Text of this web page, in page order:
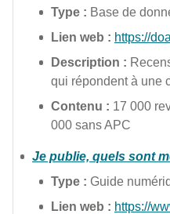
Type : Base de
Lien web : https://
Description :
qui répondent à une
Contenu : 17 000
000 sans APC
Je publie, quels sont
Type : Guide
Lien web : https://